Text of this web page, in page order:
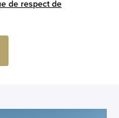
de respect de